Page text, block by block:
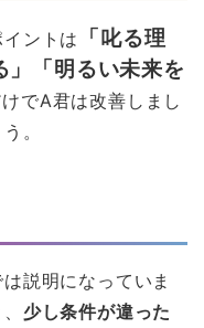
ントは
「叱る理
」「明るい未来を
でA君は改善しまし
。
説明になっていま
少し条件が違った